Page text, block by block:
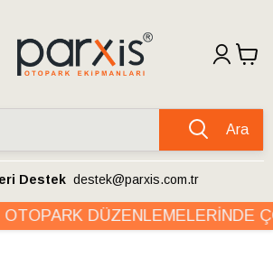
Ara
Destek destek@parxis.com.tr
OTOPARK DÜZENLEMELERİNDE